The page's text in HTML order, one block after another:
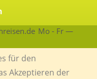
Mo - Fr —
für den
Akzeptieren der